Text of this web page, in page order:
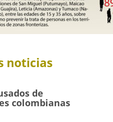
noticias
de
colombianas